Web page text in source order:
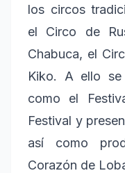
los circos
el Circo de
Chabuca, el
Kiko. A ello se
como el
Festival y
así como
Corazón de